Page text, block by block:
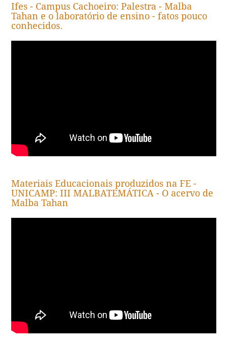
Ifes - Campus Cachoeiro: Palestra - Malba
Tahan e o laboratório de ensino - fatos pouco
conhecidos.
Materiais Educacionais produzidos na FE -
UNICAMP: III MALBATEMÁTICA - O acervo de
Malba Tahan